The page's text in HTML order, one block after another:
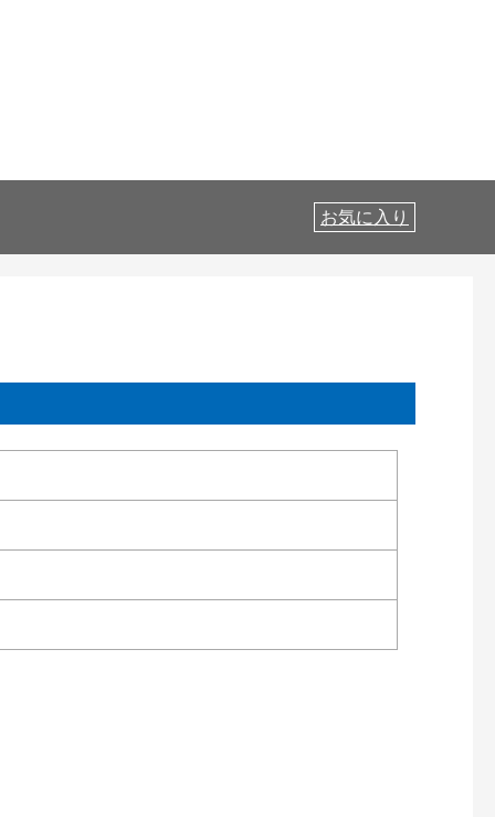
お気に入り